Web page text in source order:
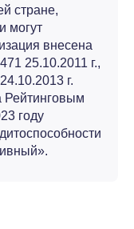
стране,
могут
внесена
25.10.2011 г.,
г.
году